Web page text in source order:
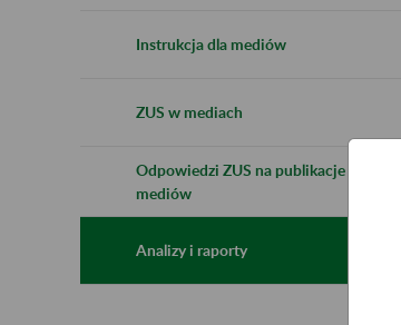
Instrukcja dla mediów
ZUS w mediach
Odpowiedzi ZUS na publikacje
mediów
Analizy i raporty